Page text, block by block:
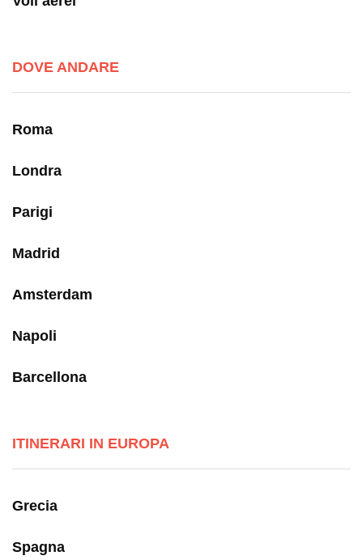
DOVE ANDARE
Roma
Londra
Parigi
Madrid
Amsterdam
Napoli
Barcellona
ITINERARI IN EUROPA
Grecia
Spagna